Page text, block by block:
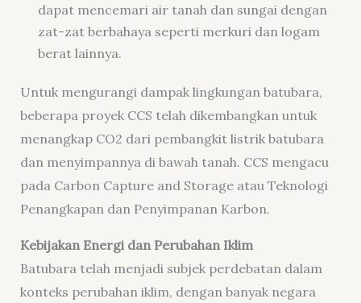
dapat mencemari air tanah dan sungai dengan
zat-zat berbahaya seperti merkuri dan logam
berat lainnya.
Untuk mengurangi dampak lingkungan batubara,
beberapa proyek CCS telah dikembangkan untuk
menangkap CO2 dari pembangkit listrik batubara
dan menyimpannya di bawah tanah. CCS mengacu
pada Carbon Capture and Storage atau Teknologi
Penangkapan dan Penyimpanan Karbon.
Kebijakan Energi dan Perubahan Iklim
Batubara telah menjadi subjek perdebatan dalam
konteks perubahan iklim, dengan banyak negara